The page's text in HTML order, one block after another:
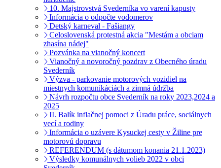
10. Majstrovstvá Svederníka vo varení kapusty
Informácia o odpočte vodomerov
Detský karneval - Fašiangy
Celoslovenská protestná akcia "Mestám a obciam
zhasína nádej"
Pozvánka na vianočný koncert
Vianočný a novoročný pozdrav z Obecného úradu
Svederník
Výzva - parkovanie motorových vozidiel na
miestnych komunikáciách a zimná údržba
Návrh rozpočtu obce Svederník na roky 2023,2024 a
2025
II. Balík inflačnej pomoci z Úradu práce, sociálnych
vecí a rodiny
Informácia o uzávere Kysuckej cesty v Žiline pre
motorovú dopravu
REFERENDUM (s dátumom konania 21.1.2023)
Výsledky komunálnych volieb 2022 v obci